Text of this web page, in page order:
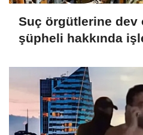
Suç örgütlerine dev
şüpheli hakkında
karşısında dimdik